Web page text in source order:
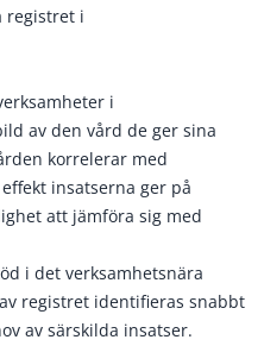
registret i
i
av den vård de ger sina
korrelerar med
insatserna ger på
att jämföra sig med
i det verksamhetsnära
registret identifieras snabbt
av särskilda insatser.